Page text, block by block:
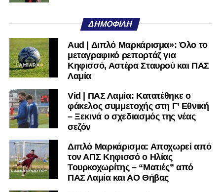
Twitterκαι στοInstagram
μαθαίνετε σε χρόνο dt όλα τα νέα.
ΔΗΜΟΦΙΛΉ
Aud | Διπλό Μαρκάρισμα»: Όλο το
μεταγραφικό ρεπορτάζ για
Κηφισσό, Αστέρα Σταυρού και ΠΑΣ
Λαμία
Vid | ΠΑΣ Λαμία: Κατατέθηκε ο
φάκελος συμμετοχής στη Γ’ Εθνική
– Ξεκινά ο σχεδιασμός της νέας
σεζόν
Διπλό Μαρκάρισμα: Αποχωρεί από
τον ΑΠΣ Κηφισσό ο Ηλίας
Τουρκοχωρίτης – “Ματιές” από
ΠΑΣ Λαμία και ΑΟ Θήβας